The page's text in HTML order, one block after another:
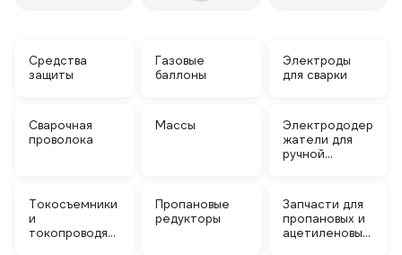
Средства
защиты
Газовые
баллоны
Электроды
для сварки
Сварочная
проволока
Массы
Электрододер
жатели для
ручной
Токосъемники
и
токопроводящ
Пропановые
редукторы
Запчасти для
пропановых и
ацетиленовых